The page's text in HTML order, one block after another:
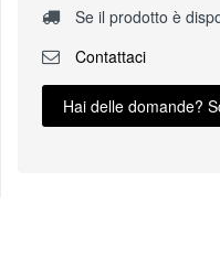
Se il prodotto è
Contattaci
Hai delle domande?